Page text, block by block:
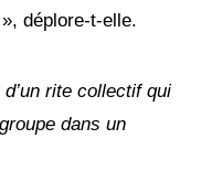
», déplore-t-elle.
d’un rite collectif qui
dans un